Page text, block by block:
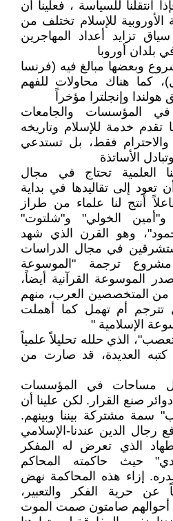
انتقلنا للسياسة ، فعلينا أن
للإسلام تختلف من
تزايد أعداد المهاجرين
بلدان أوروبا
وبعضها مبالغ فيه (فرنسا
كما هناك محاولات للفهم
هولندا وإنجلترا مؤخراً
في المؤسسات والجامعات
تقدم خدمة للإسلام وتاريخه
والاحترام فقط، بل تستدعي
الأساتذة
العلمية تحتاج في مجال
تعود إلى تقاليدها في بداية
أنتج لنا علماء من طراز
الخولي" و"شلتوت"
وهو القرن الذي شهد
في مجال الدراسات
مشروع ترجمة "الموسوعة
الموسوعة القرآنية أيضاً،
من المتخصصين العرب، منهم
أم تهمل كما أهملت
الإسلامية "
الذي حلله تحليلاً علمياً
كتبه العديدة، قد صارت من
مساحات في المؤسسات
دوائر صنع القرار. لكن علينا أن
سمة مشتركة بيننا وبينهم.
رجال الدين عندنا-الإسلامي
الذي تعرض له المفكر
حيث حاكمته المحاكم
إزاء هذه المحاكمة نهض
عن حرية الفكر والتعبير،
أحوالهم صامتون صمت الموت